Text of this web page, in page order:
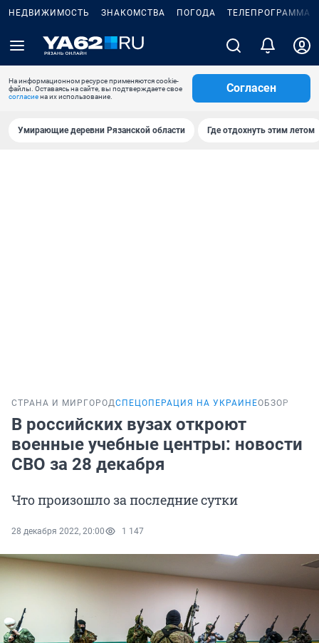
НЕДВИЖИМОСТЬ ЗНАКОМСТВА ПОГОДА ТЕЛЕПРОГРАММА
На информационном ресурсе применяются cookie-
файлы. Оставаясь на сайте, вы подтверждаете свое
согласиена их использование.
Согласен
Умирающие деревни Рязанской области Где отдохнуть этим летом
СТРАНА И МИР ГОРОДСПЕЦОПЕРАЦИЯ НА УКРАИНЕОБЗОР
В российских вузах откроют
военные учебные центры: новости
СВО за 28 декабря
Что произошло за последние сутки
28 декабря 2022, 20:00 1 147